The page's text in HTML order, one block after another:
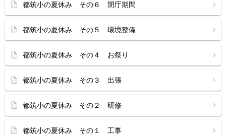
都筑小の夏休み その６ 閉庁期間
都筑小の夏休み その５ 環境整備
都筑小の夏休み その４ お祭り
都筑小の夏休み その３ 出張
都筑小の夏休み その２ 研修
都筑小の夏休み その１ 工事